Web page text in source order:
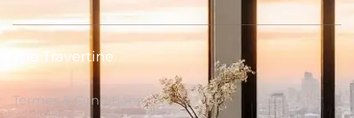
The Travertine
Termes & Conditions